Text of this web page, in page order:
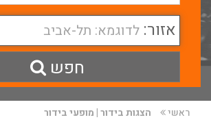
אזור: לדוגמא: תל-אביב
חפש
ראשי הצגות בידור | מופעי בידור